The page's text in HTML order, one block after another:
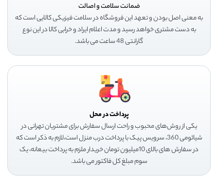
ضمانت سلامت و اصالت
به معنی اصل بودن و تعهد این فروشگاه در سلامت فیزیکی کالایی است که
به دست مشتری خواهد رسید و مدت اعلام ایراد و خرابی کالا در این نوع
گارانتی 48 ساعت می باشد.
پرداخت در محل
یکی از روش‌های محبوب و راحت ارسال سفارش برای مشتریان تهرانی در
شیائومی 360، سرویس پیک با پرداخت درب منزل است،لازم به ذکر است که
در سفارش های بالای 10میلیون تومان خریدار ملزم به پرداخت بیعانه، یک
سوم مبلغ کل فاکتور می باشد.